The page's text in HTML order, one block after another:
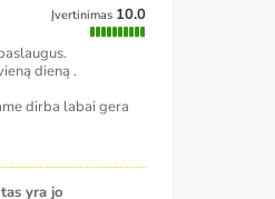
Įvertinimas
10.0
dieną .
dirba labai gera